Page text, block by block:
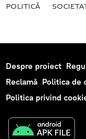
POLITICĂ
Despre proiect
Reclamă Politica de
Politica privind